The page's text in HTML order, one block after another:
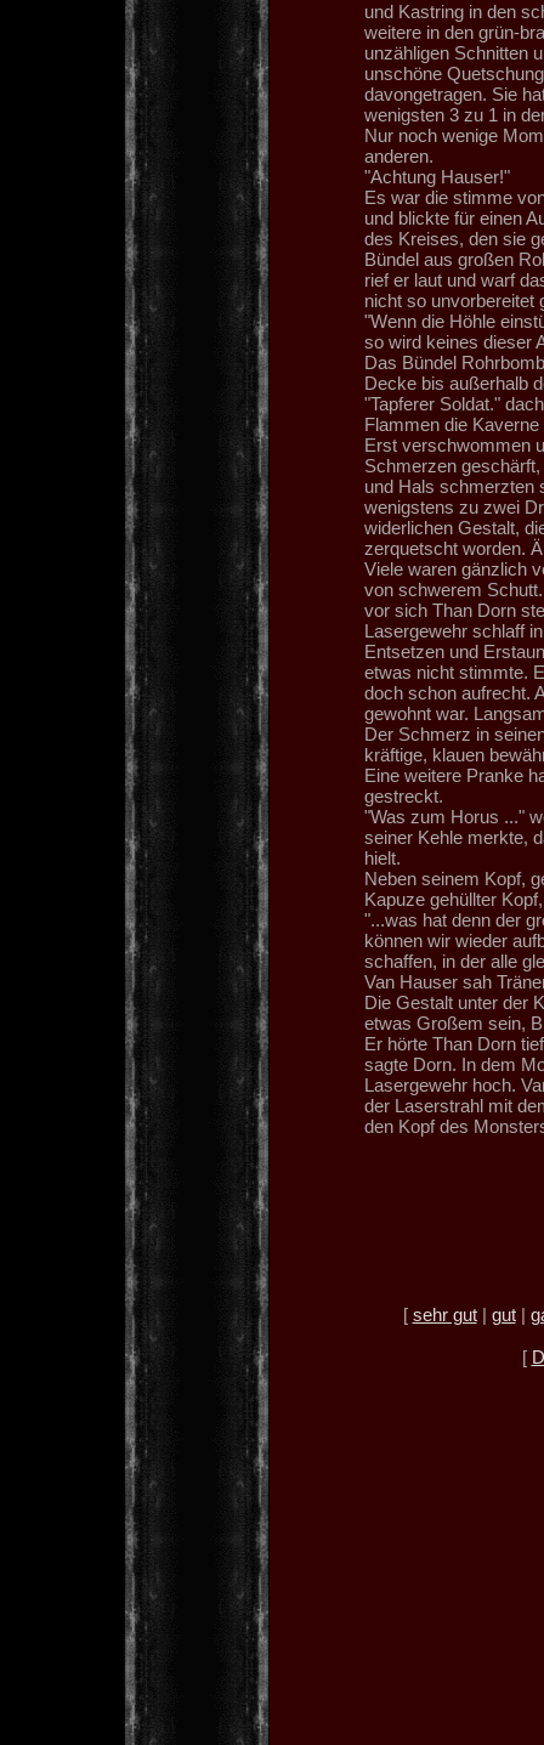
und Kastring in den
weitere in den grün-
unzähligen Schnitten
unschöne
davongetragen. Sie
wenigsten 3 zu 1 in
Nur noch wenige
anderen.
"Achtung Hauser!"
Es war die stimme
und blickte für einen
des Kreises, den sie
Bündel aus großen
rief er laut und warf
nicht so unvorbereitet
"Wenn die Höhle
so wird keines dieser
Das Bündel
Decke bis außerhalb
"Tapferer Soldat."
Flammen die Kaverne
Erst verschwommen
Schmerzen
und Hals schmerzten
wenigstens zu zwei
widerlichen Gestalt,
zerquetscht worden.
Viele waren gänzlich
von schwerem
vor sich Than Dorn
Lasergewehr schlaff
Entsetzen und
etwas nicht stimmte.
doch schon aufrecht.
gewohnt war.
Der Schmerz in
kräftige, klauen
Eine weitere Pranke
gestreckt.
"Was zum Horus ..."
seiner Kehle merkte,
hielt.
Neben seinem Kopf,
Kapuze gehüllter
"...was hat denn der
können wir wieder
schaffen, in der alle
Van Hauser sah
Die Gestalt unter der
etwas Großem sein,
Er hörte Than Dorn
sagte Dorn. In dem
Lasergewehr hoch.
der Laserstrahl mit
den Kopf des
[ sehr gut| gut|
[